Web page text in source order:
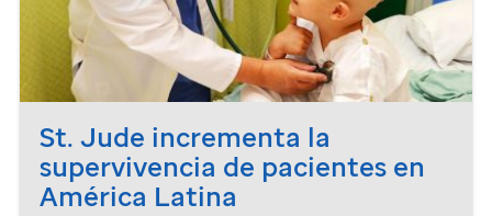
St. Jude incrementa la
supervivencia de pacientes en
América Latina